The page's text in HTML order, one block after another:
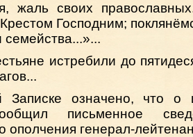
жаль своих
Господним;
семейства...»...
истребили до
Записке означено, что о
письменное
ополчения генерал-